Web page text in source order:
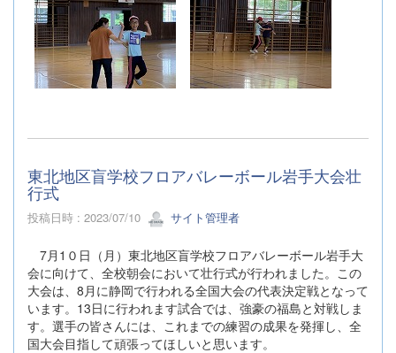
東北地区盲学校フロアバレーボール岩手大会壮
行式
投稿日時 : 2023/07/10 サイト管理者
7月1０日（月）東北地区盲学校フロアバレーボール岩手大
会に向けて、全校朝会において壮行式が行われました。この
大会は、8月に静岡で行われる全国大会の代表決定戦となって
います。13日に行われます試合では、強豪の福島と対戦しま
す。選手の皆さんには、これまでの練習の成果を発揮し、全
国大会目指して頑張ってほしいと思います。